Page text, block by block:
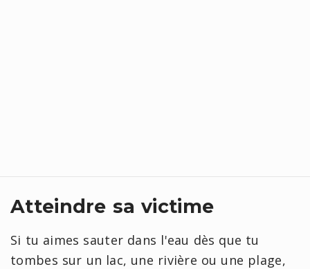
Atteindre sa victime
Si tu aimes sauter dans l'eau dès que tu
tombes sur un lac, une rivière ou une plage,